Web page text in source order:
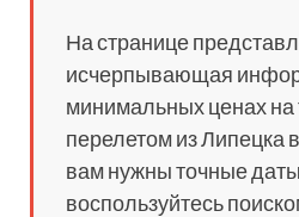
На странице
исчерпывающая
минимальных ценах
перелетом из Липецка
вам нужны точные
воспользуйтесь